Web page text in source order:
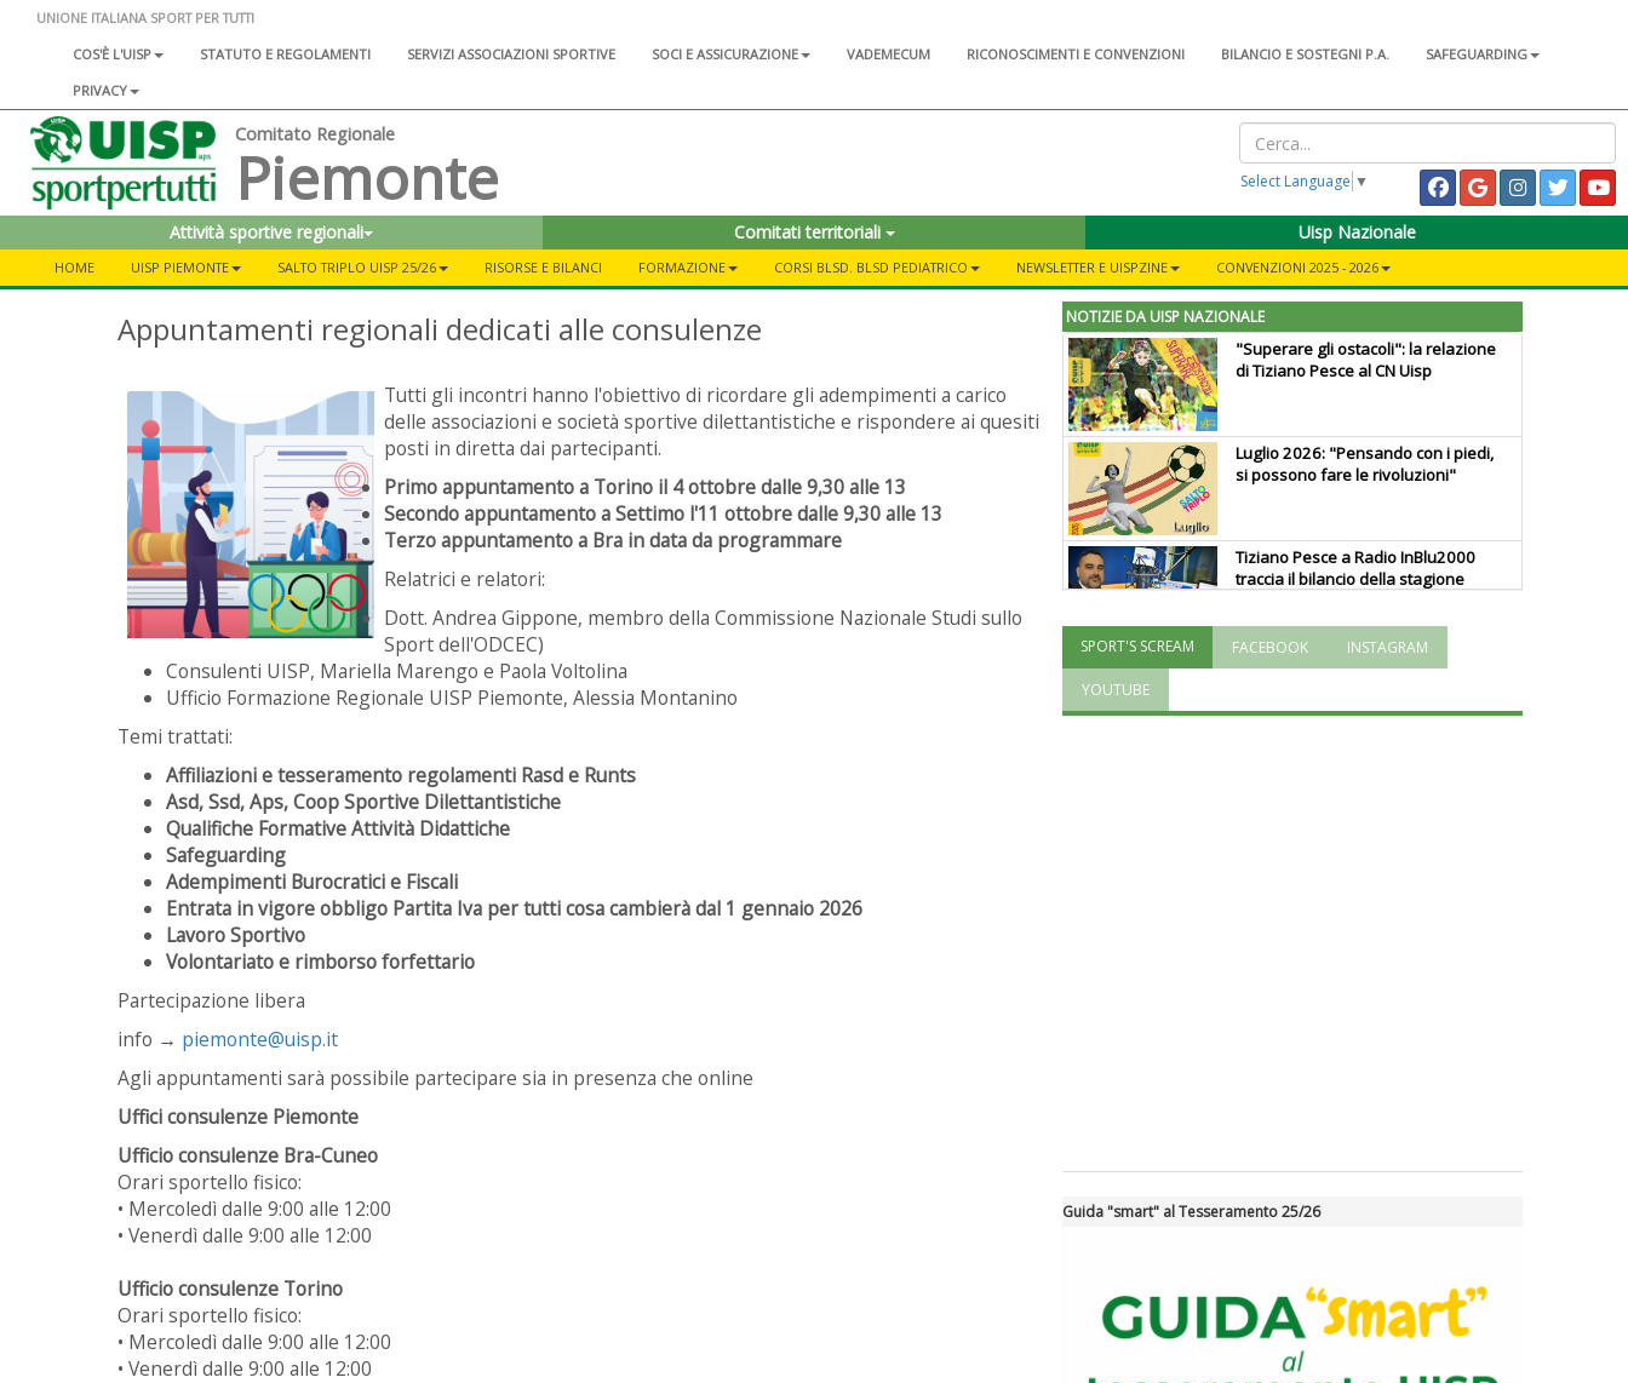
UNIONE ITALIANA SPORT PER TUTTI
COS'È L'UISP
STATUTO E REGOLAMENTI SERVIZI ASSOCIAZIONI SPORTIVE SOCI E ASSICURAZIONE VADEMECUM RICONOSCIMENTI E CONVENZIONI BILANCIO E SOSTEGNI P.A.
SAFEGUARDING
PRIVACY
Comitato Regionale
Piemonte Select Language ▼
Attività sportive regionali Comitati territoriali Uisp Nazionale
HOME UISP PIEMONTE SALTO TRIPLO UISP 25/26 RISORSE E BILANCI FORMAZIONE CORSI BLSD. BLSD PEDIATRICO NEWSLETTER E UISPZINE CONVENZIONI 2025 - 2026
Appuntamenti regionali dedicati alle consulenze
Tutti gli incontri hanno l'obiettivo di ricordare gli adempimenti a carico
delle associazioni e società sportive dilettantistiche e rispondere ai quesiti
posti in diretta dai partecipanti.
Primo appuntamento a Torino il 4 ottobre dalle 9,30 alle 13
Secondo appuntamento a Settimo l'11 ottobre dalle 9,30 alle 13
Terzo appuntamento a Bra in data da programmare
Relatrici e relatori:
Dott. Andrea Gippone, membro della Commissione Nazionale Studi sullo
Sport dell'ODCEC)
Consulenti UISP, Mariella Marengo e Paola Voltolina
Ufficio Formazione Regionale UISP Piemonte, Alessia Montanino
Temi trattati:
Affiliazioni e tesseramento regolamenti Rasd e Runts
Asd, Ssd, Aps, Coop Sportive Dilettantistiche
Qualifiche Formative Attività Didattiche
Safeguarding
Adempimenti Burocratici e Fiscali
Entrata in vigore obbligo Partita Iva per tutti cosa cambierà dal 1 gennaio 2026
Lavoro Sportivo
Volontariato e rimborso forfettario
Partecipazione libera
info → piemonte@uisp.it
Agli appuntamenti sarà possibile partecipare sia in presenza che online
Uffici consulenze Piemonte
Ufficio consulenze Bra-Cuneo
Orari sportello fisico:
• Mercoledì dalle 9:00 alle 12:00
• Venerdì dalle 9:00 alle 12:00
Ufficio consulenze Torino
Orari sportello fisico:
• Mercoledì dalle 9:00 alle 12:00
• Venerdì dalle 9:00 alle 12:00
NOTIZIE DA UISP NAZIONALE
"Superare gli ostacoli": la relazione
di Tiziano Pesce al CN Uisp
Luglio 2026: "Pensando con i piedi,
si possono fare le rivoluzioni"
Tiziano Pesce a Radio InBlu2000
traccia il bilancio della stagione
SPORT'S SCREAM FACEBOOK INSTAGRAM
YOUTUBE
Guida "smart" al Tesseramento 25/26